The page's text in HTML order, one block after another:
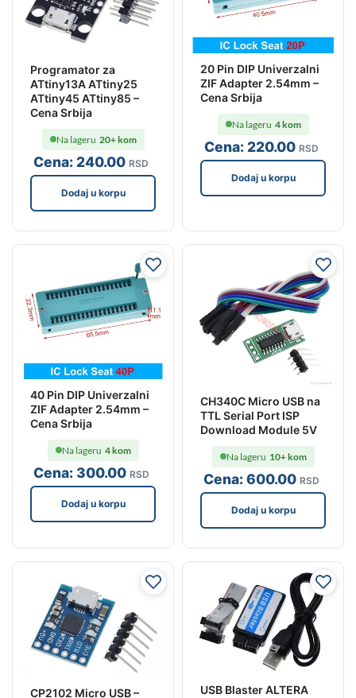
Programator za
ATtiny13A ATtiny25
ATtiny45 ATtiny85 –
Cena Srbija
Cena: 240.00 RSD
Na lageru 20+ kom
Dodaj u korpu
20 Pin DIP Univerzalni
ZIF Adapter 2.54mm –
Cena Srbija
Cena: 220.00 RSD
Na lageru 4 kom
Dodaj u korpu
40 Pin DIP Univerzalni
ZIF Adapter 2.54mm –
Cena Srbija
Cena:300.00 RSD
Na lageru 4 kom
Dodaj u korpu
CH340C Micro USB na
TTL Serial Port ISP
Download Module 5V
Cena:600.00 RSD
Na lageru 10+ kom
Dodaj u korpu
CP2102 Micro USB –
USB Blaster ALTERA